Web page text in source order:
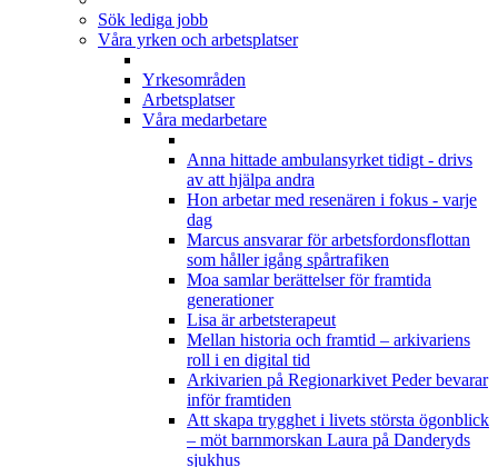
Sök lediga jobb
Våra yrken och arbetsplatser
Yrkesområden
Arbetsplatser
Våra medarbetare
Anna hittade ambulansyrket tidigt - drivs
av att hjälpa andra
Hon arbetar med resenären i fokus - varje
dag
Marcus ansvarar för arbetsfordonsflottan
som håller igång spårtrafiken
Moa samlar berättelser för framtida
generationer
Lisa är arbetsterapeut
Mellan historia och framtid – arkivariens
roll i en digital tid
Arkivarien på Regionarkivet Peder bevarar
inför framtiden
Att skapa trygghet i livets största ögonblick
– möt barnmorskan Laura på Danderyds
sjukhus